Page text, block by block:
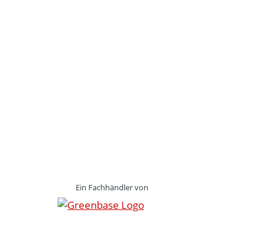
Ein Fachhändler von